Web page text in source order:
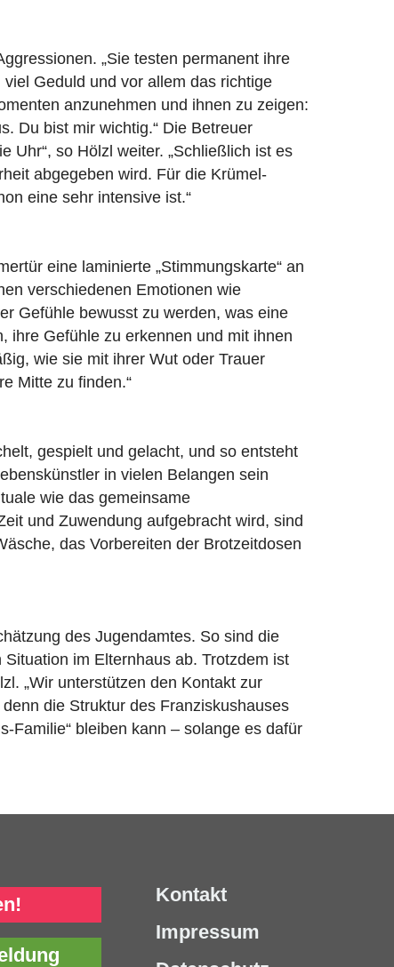
„Sie testen permanent ihre
Geduld und vor allem das richtige
anzunehmen und ihnen zu zeigen:
Du bist mir wichtig.“ Die Betreuer
Uhr“, so Hölzl weiter. „Schließlich ist es
abgegeben wird. Für die Krümel-
eine sehr intensive ist.“
eine laminierte „Stimmungskarte“ an
verschiedenen Emotionen wie
Gefühle bewusst zu werden, was eine
ihre Gefühle zu erkennen und mit ihnen
wie sie mit ihrer Wut oder Trauer
Mitte zu finden.“
gespielt und gelacht, und so entsteht
in vielen Belangen sein
wie das gemeinsame
und Zuwendung aufgebracht wird, sind
das Vorbereiten der Brotzeitdosen
des Jugendamtes. So sind die
im Elternhaus ab. Trotzdem ist
„Wir unterstützen den Kontakt zur
die Struktur des Franziskushauses
Familie“ bleiben kann – solange es dafür
Kontakt
Impressum